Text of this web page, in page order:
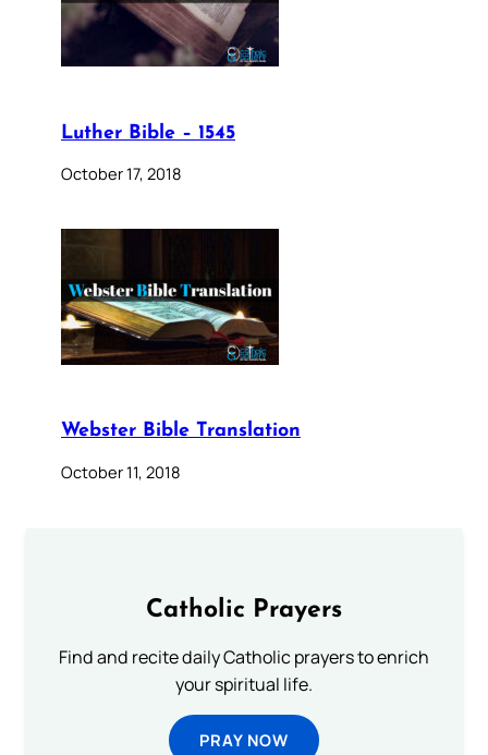
Luther Bible – 1545
October 17, 2018
Webster Bible Translation
October 11, 2018
Catholic Prayers
Find and recite daily Catholic prayers to enrich
your spiritual life.
PRAY NOW